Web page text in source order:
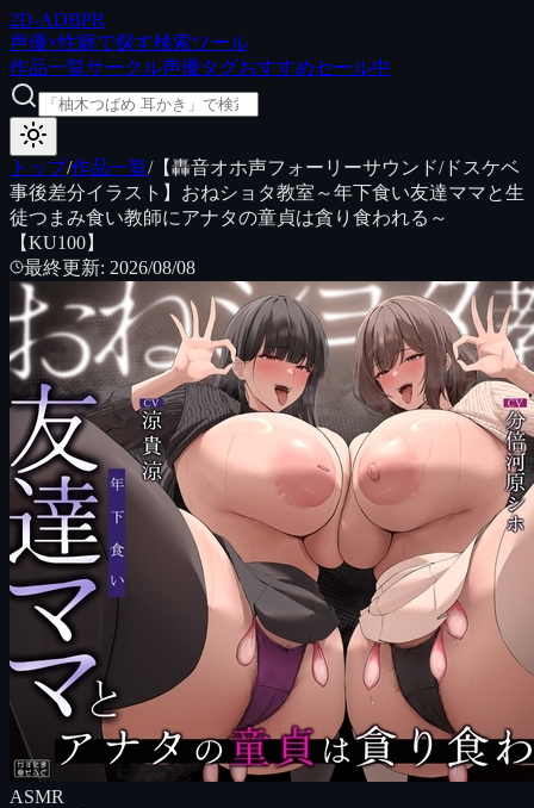
2D-ADBPR
声優×性癖で探す検索ツール
作品一覧サークル声優タグおすすめセール中
トップ/作品一覧/【轟音オホ声フォーリーサウンド/ドスケベ
事後差分イラスト】おねショタ教室～年下食い友達ママと生
徒つまみ食い教師にアナタの童貞は貪り食われる～
【KU100】
最終更新: 2026/08/08
ASMR